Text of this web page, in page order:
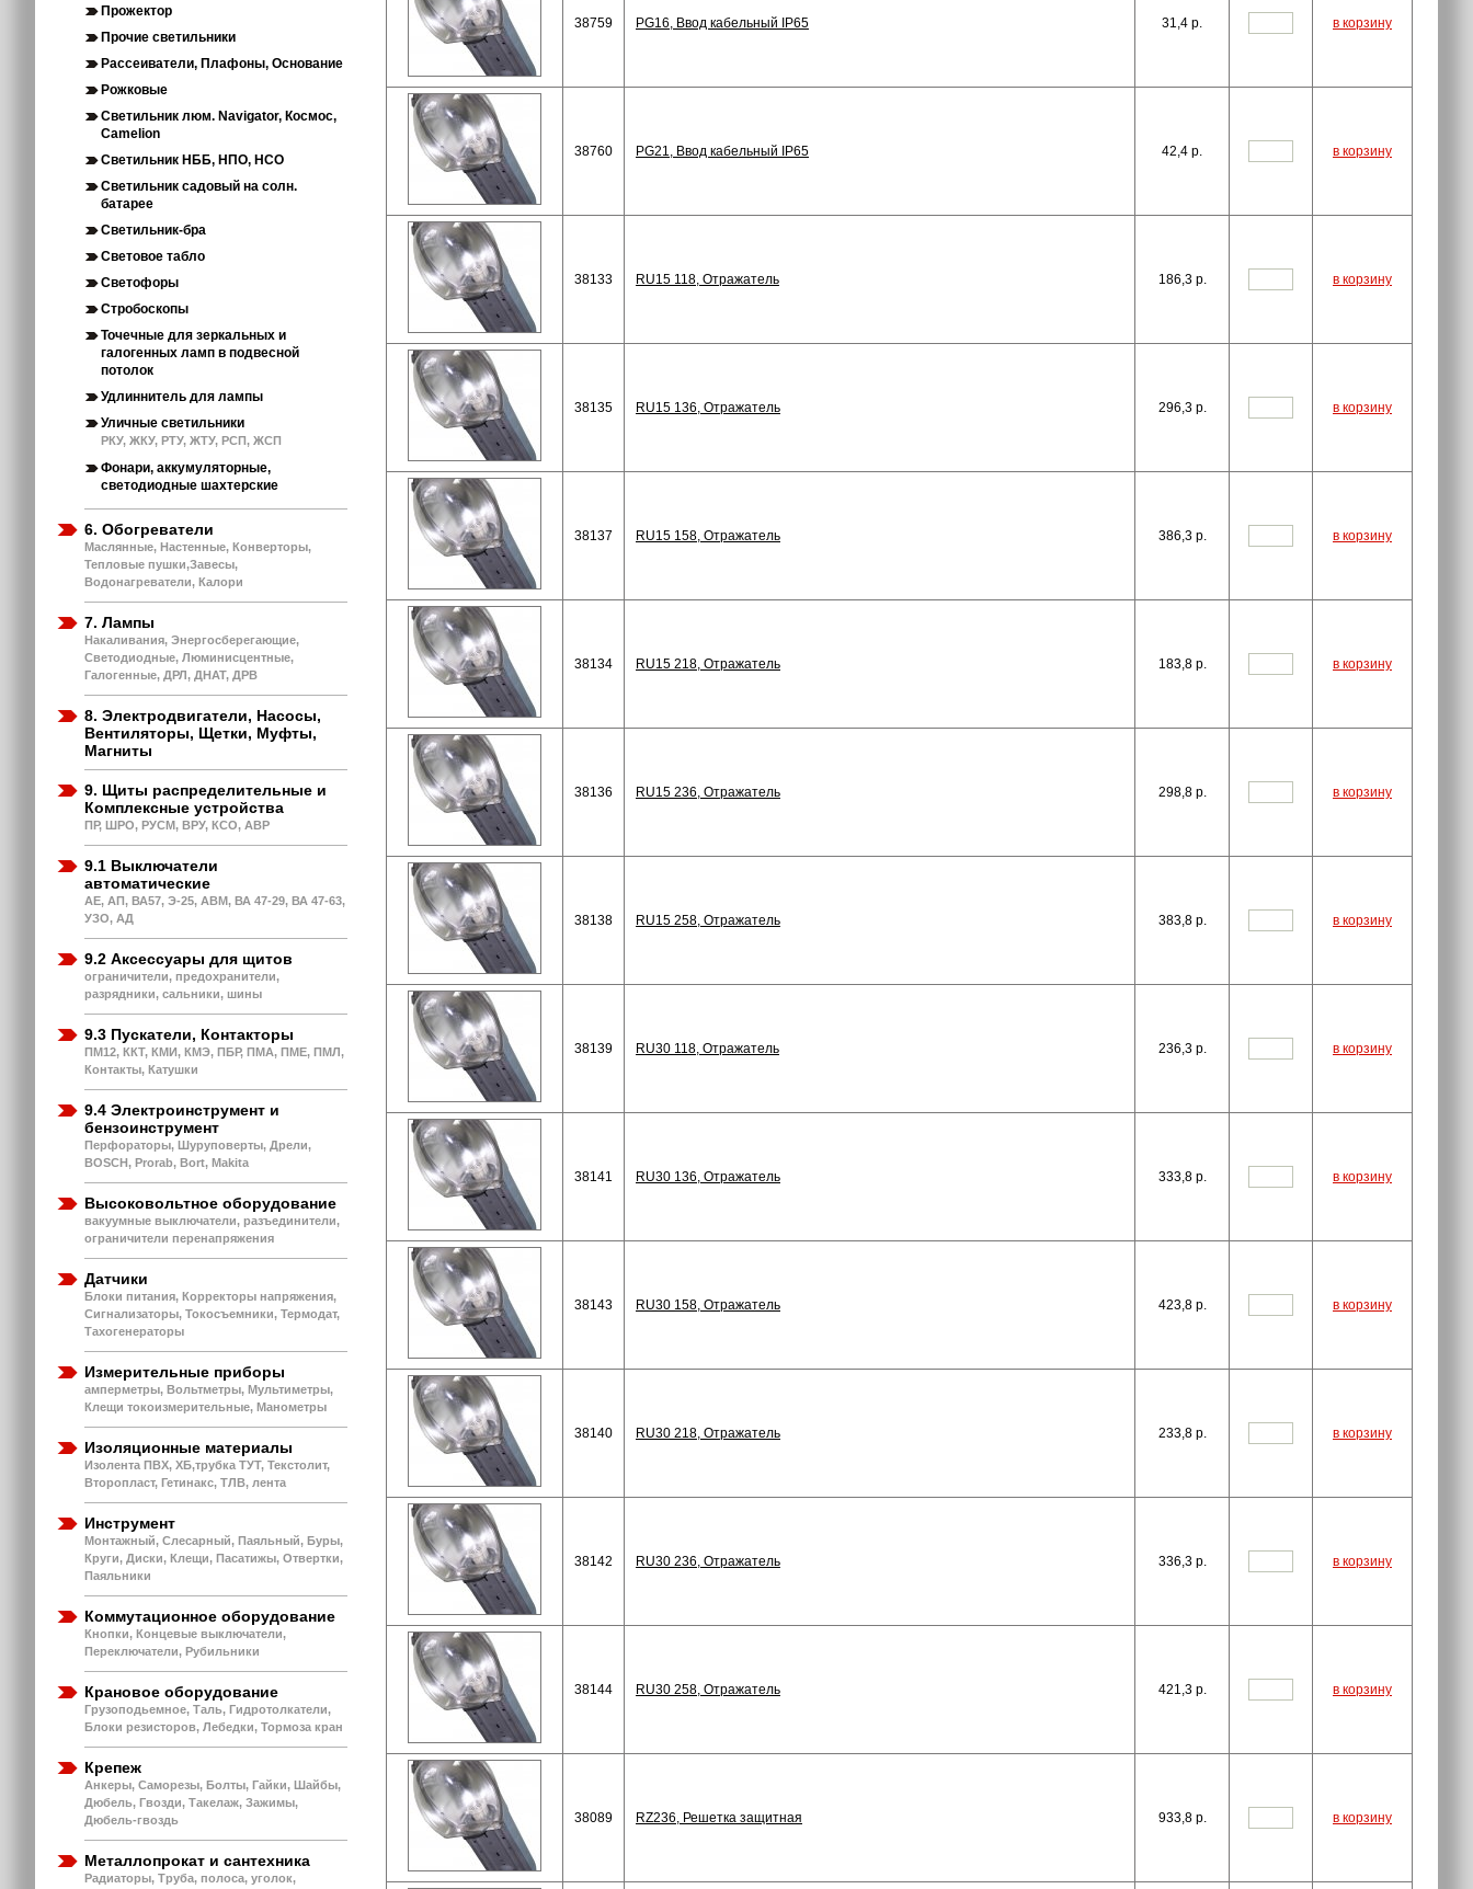
Прожектор
Прочие светильники
Рассеиватели, Плафоны, Основание
Рожковые
Светильник люм. Navigator, Космос,
Camelion
Светильник НББ, НПО, НСО
Светильник садовый на солн.
батарее
Светильник-бра
Световое табло
Светофоры
Стробоскопы
Точечные для зеркальных и
галогенных ламп в подвесной
потолок
Удлиннитель для лампы
Уличные светильники
РКУ, ЖКУ, РТУ, ЖТУ, РСП, ЖСП
Фонари, аккумуляторные,
светодиодные шахтерские
6. Обогреватели
Маслянные, Настенные, Конверторы,
Тепловые пушки,Завесы,
Водонагреватели, Калори
7. Лампы
Накаливания, Энергосберегающие,
Светодиодные, Люминисцентные,
Галогенные, ДРЛ, ДНАТ, ДРВ
8. Электродвигатели, Насосы,
Вентиляторы, Щетки, Муфты,
Магниты
9. Щиты распределительные и
Комплексные устройства
ПР, ШРО, РУСМ, ВРУ, КСО, АВР
9.1 Выключатели
автоматические
АЕ, АП, ВА57, Э-25, АВМ, ВА 47-29, ВА 47-63,
УЗО, АД
9.2 Аксессуары для щитов
ограничители, предохранители,
разрядники, сальники, шины
9.3 Пускатели, Контакторы
ПМ12, ККТ, КМИ, КМЭ, ПБР, ПМА, ПМЕ, ПМЛ,
Контакты, Катушки
9.4 Электроинструмент и
бензоинструмент
Перфораторы, Шуруповерты, Дрели,
BOSCH, Prorab, Bort, Makita
Высоковольтное оборудование
вакуумные выключатели, разъединители,
ограничители перенапряжения
Датчики
Блоки питания, Корректоры напряжения,
Сигнализаторы, Токосъемники, Термодат,
Тахогенераторы
Измерительные приборы
амперметры, Вольтметры, Мультиметры,
Клещи токоизмерительные, Манометры
Изоляционные материалы
Изолента ПВХ, ХБ,трубка ТУТ, Текстолит,
Второпласт, Гетинакс, ТЛВ, лента
Инструмент
Монтажный, Слесарный, Паяльный, Буры,
Круги, Диски, Клещи, Пасатижы, Отвертки,
Паяльники
Коммутационное оборудование
Кнопки, Концевые выключатели,
Переключатели, Рубильники
Крановое оборудование
Грузоподьемное, Таль, Гидротолкатели,
Блоки резисторов, Лебедки, Тормоза кран
Крепеж
Анкеры, Саморезы, Болты, Гайки, Шайбы,
Дюбель, Гвозди, Такелаж, Зажимы,
Дюбель-гвоздь
Металлопрокат и сантехника
Радиаторы, Труба, полоса, уголок,
38759 PG16, Ввод кабельный IP65 31,4 p. в корзину
38760 PG21, Ввод кабельный IP65 42,4 p. в корзину
38133 RU15 118, Отражатель 186,3p. в корзину
38135 RU15 136, Отражатель 296,3p. в корзину
38137 RU15 158, Отражатель 386,3p. в корзину
38134 RU15 218, Отражатель 183,8p. в корзину
38136 RU15 236, Отражатель 298,8p. в корзину
38138 RU15 258, Отражатель 383,8p. в корзину
38139 RU30 118, Отражатель 236,3p. в корзину
38141 RU30 136, Отражатель 333,8p. в корзину
38143 RU30 158, Отражатель 423,8p. в корзину
38140 RU30 218, Отражатель 233,8p. в корзину
38142 RU30 236, Отражатель 336,3p. в корзину
38144 RU30 258, Отражатель 421,3p. в корзину
38089 RZ236, Решетка защитная 933,8p. в корзину